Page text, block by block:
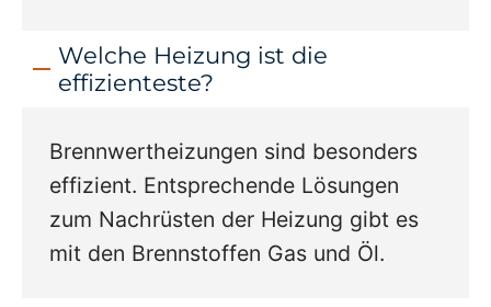
Welche Heizung ist die
effizienteste?
Brennwertheizungen sind besonders
effizient. Entsprechende Lösungen
zum Nachrüsten der Heizung gibt es
mit den Brennstoffen Gas und Öl.